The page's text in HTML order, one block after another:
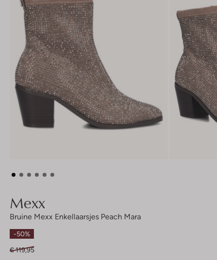
Mexx
Bruine Mexx Enkellaarsjes Peach Mara
-50%
€ 119,95